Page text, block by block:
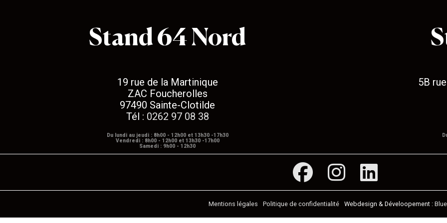
Stand 64 Nord
19 rue de la Martinique
ZAC Foucherolles
97490 Sainte-Clotilde
Tél : 0262 97 08 38
Du lundi au jeudi : 8h00 - 12h00 et 13h30 -17h30
Vendredi : 8h00 - 12h00 et 13h30 -17h00
Samedi : 9h00 - 12h30
5B
Mentions légales Politique de confidentialité